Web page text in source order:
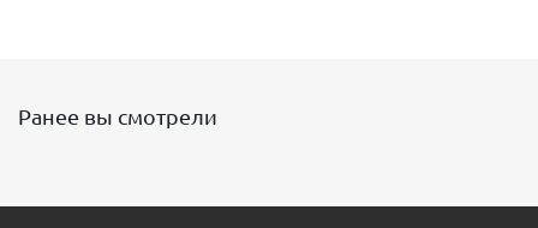
Ранее вы смотрели